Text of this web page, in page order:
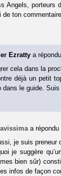
Angels, porteurs
de ton
Ezrattya répondu
cela dans la
déjà un petit
dans le guide. Suis
a répondu
je suis preneur
je suggère
bien sûr)
infos de façon